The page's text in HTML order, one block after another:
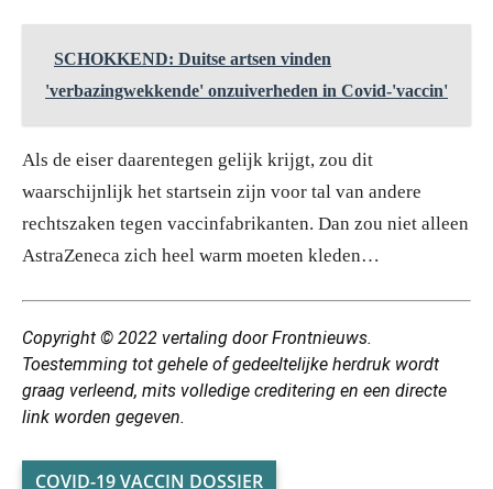
SCHOKKEND: Duitse artsen vinden
'verbazingwekkende' onzuiverheden in Covid-'vaccin'
Als de eiser daarentegen gelijk krijgt, zou dit
waarschijnlijk het startsein zijn voor tal van andere
rechtszaken tegen vaccinfabrikanten. Dan zou niet alleen
AstraZeneca zich heel warm moeten kleden…
Copyright © 2022 vertaling door Frontnieuws.
Toestemming tot gehele of gedeeltelijke herdruk wordt
graag verleend, mits volledige creditering en een directe
link worden gegeven.
COVID-19 VACCIN DOSSIER